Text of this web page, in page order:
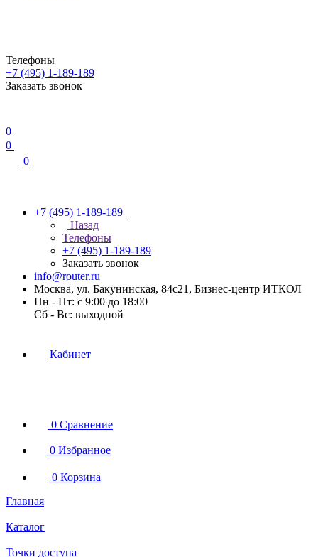
Телефоны
+7 (495) 1-189-189
Заказать звонок
0
0
0
+7 (495) 1-189-189
Назад
Телефоны
+7 (495) 1-189-189
Заказать звонок
info@router.ru
Москва, ул. Бакунинская, 84с21, Бизнес-центр ИТКОЛ
Пн - Пт: с 9:00 до 18:00
Cб - Вс: выходной
Кабинет
0 Сравнение
0 Избранное
0 Корзина
Главная
Каталог
Точки доступа